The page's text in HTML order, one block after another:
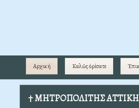
Αρχική Καλῶς ὁρίσατε
† ΜΗΤΡΟΠΟΛΙΤΗΣ